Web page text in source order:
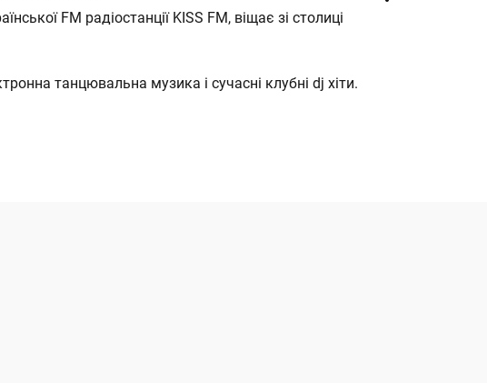
FM радіостанції KISS FM, віщає зі столиці
танцювальна музика і сучасні клубні dj хіти.